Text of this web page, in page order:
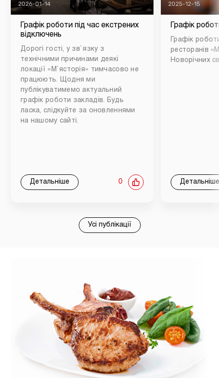
2026-01-14
Графік роботи під час екстрених
відключень
Дорогі гості, у зв`язку з
технічними причинами деякі
локації «М`ясторія» тимчасово не
працюють. Щодня ми
публікуватимемо актуальний
графік роботи закладів. Будь
ласка, слідкуйте за оновленнями
на нашому сайті.
Детальніше 0
2025-12-15
Графік
Графік
ресторанів
Новорічних
Детальніше
Усі публікації